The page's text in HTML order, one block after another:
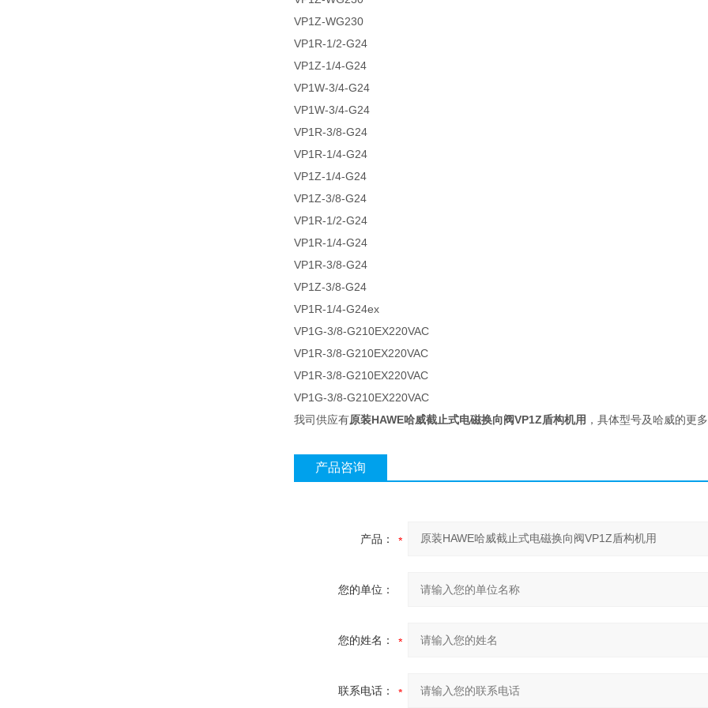
VP1Z-WG230
VP1R-1/2-G24
VP1Z-1/4-G24
VP1W-3/4-G24
VP1W-3/4-G24
VP1R-3/8-G24
VP1R-1/4-G24
VP1Z-1/4-G24
VP1Z-3/8-G24
VP1R-1/2-G24
VP1R-1/4-G24
VP1R-3/8-G24
VP1Z-3/8-G24
VP1R-1/4-G24ex
VP1G-3/8-G210EX220VAC
VP1R-3/8-G210EX220VAC
VP1R-3/8-G210EX220VAC
VP1G-3/8-G210EX220VAC
我司供应有原装HAWE哈威截止式电磁换向阀VP1Z盾构机用 ，具体型号及哈威的更
产品咨询
产品：
您的单位：
您的姓名：
联系电话：